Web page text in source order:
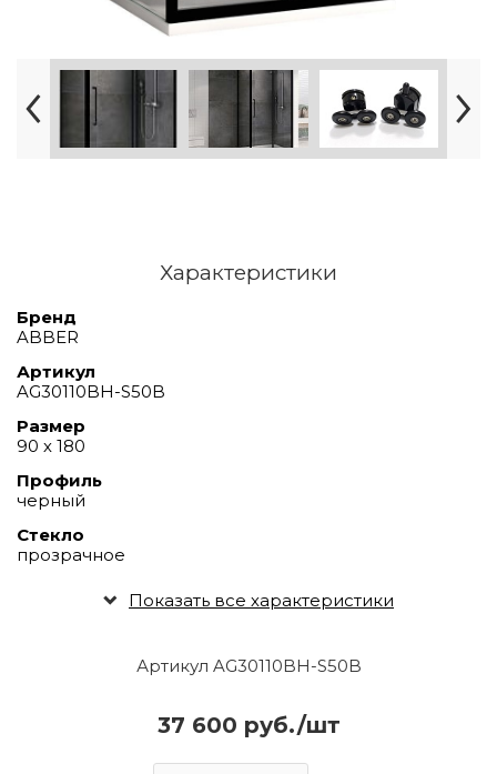
Артикул AG30110BH-S50B
37 600 руб./шт
Характеристики
Бренд
ABBER
Артикул
AG30110BH-S50B
Размер
90 х 180
Профиль
черный
Стекло
прозрачное
Показать все характеристики